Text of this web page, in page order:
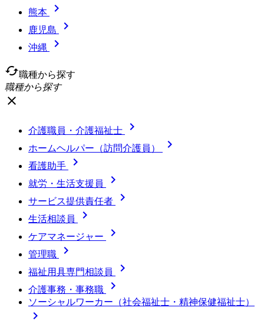
熊本 
鹿児島 
沖縄

cached職種から探す
職種から探す
close
介護職員・介護福祉士 
ホームヘルパー（訪問介護員） 
看護助手 
就労・生活支援員 
サービス提供責任者 
生活相談員 
ケアマネージャー 
管理職 
福祉用具専門相談員 
介護事務・事務職 
ソーシャルワーカー（社会福祉士・精神保健福祉士）
